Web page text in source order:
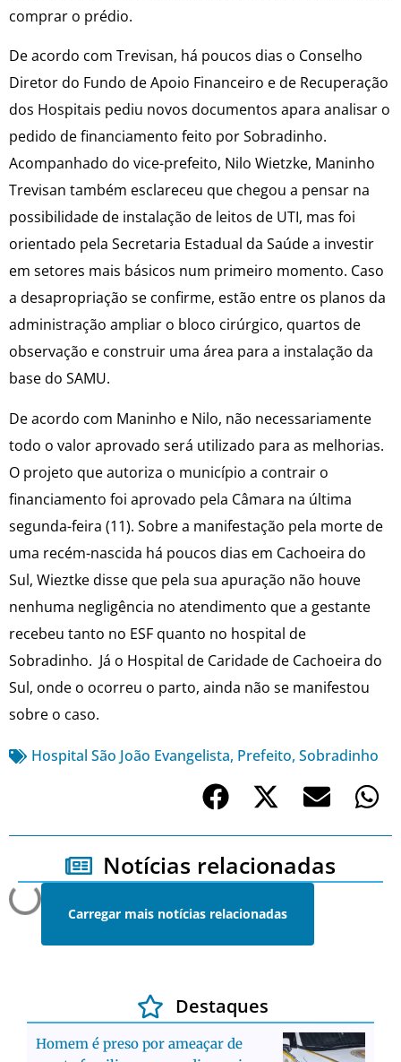
comprar o prédio.
De acordo com Trevisan, há poucos dias o Conselho
Diretor do Fundo de Apoio Financeiro e de Recuperação
dos Hospitais pediu novos documentos apara analisar o
pedido de financiamento feito por Sobradinho.
Acompanhado do vice-prefeito, Nilo Wietzke, Maninho
Trevisan também esclareceu que chegou a pensar na
possibilidade de instalação de leitos de UTI, mas foi
orientado pela Secretaria Estadual da Saúde a investir
em setores mais básicos num primeiro momento. Caso
a desapropriação se confirme, estão entre os planos da
administração ampliar o bloco cirúrgico, quartos de
observação e construir uma área para a instalação da
base do SAMU.
De acordo com Maninho e Nilo, não necessariamente
todo o valor aprovado será utilizado para as melhorias.
O projeto que autoriza o município a contrair o
financiamento foi aprovado pela Câmara na última
segunda-feira (11). Sobre a manifestação pela morte de
uma recém-nascida há poucos dias em Cachoeira do
Sul, Wieztke disse que pela sua apuração não houve
nenhuma negligência no atendimento que a gestante
recebeu tanto no ESF quanto no hospital de
Sobradinho. Já o Hospital de Caridade de Cachoeira do
Sul, onde o ocorreu o parto, ainda não se manifestou
sobre o caso.
Hospital São João Evangelista, Prefeito, Sobradinho
Notícias relacionadas
Carregar mais notícias relacionadas
Destaques
Homem é preso por ameaçar de